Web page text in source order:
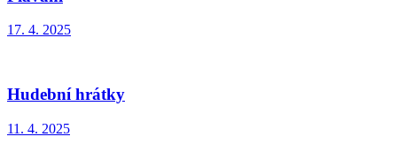
17. 4. 2025
Hudební hrátky
11. 4. 2025